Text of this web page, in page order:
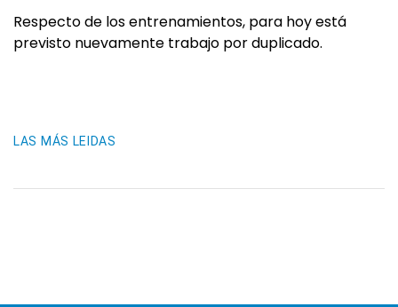
Respecto de los entrenamientos, para hoy está
previsto nuevamente trabajo por duplicado.
LAS MÁS LEIDAS